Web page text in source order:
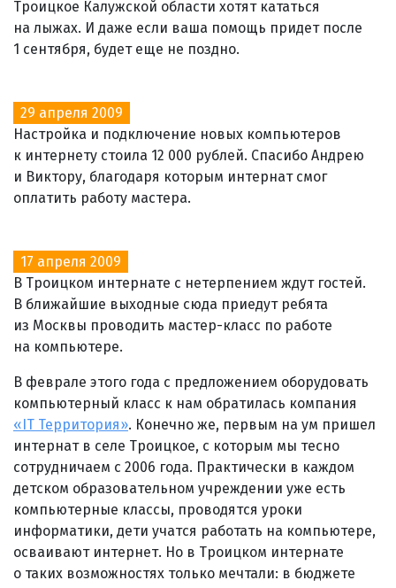
Троицкое Калужской области хотят кататься
на лыжах. И даже если ваша помощь придет после
1 сентября, будет еще не поздно.
29 апреля 2009
Настройка и подключение новых компьютеров
к интернету стоила 12 000 рублей. Спасибо Андрею
и Виктору, благодаря которым интернат смог
оплатить работу мастера.
17 апреля 2009
В Троицком интернате с нетерпением ждут гостей.
В ближайшие выходные сюда приедут ребята
из Москвы проводить мастер-класс по работе
на компьютере.
В феврале этого года с предложением оборудовать
компьютерный класс к нам обратилась компания
«IT Территория». Конечно же, первым на ум пришел
интернат в селе Троицкое, с которым мы тесно
сотрудничаем с 2006 года. Практически в каждом
детском образовательном учреждении уже есть
компьютерные классы, проводятся уроки
информатики, дети учатся работать на компьютере,
осваивают интернет. Но в Троицком интернате
о таких возможностях только мечтали: в бюджете